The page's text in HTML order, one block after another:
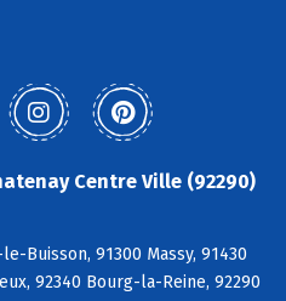
Centre Ville (92290)
Buisson, 91300 Massy, 91430
92340 Bourg-la-Reine, 92290